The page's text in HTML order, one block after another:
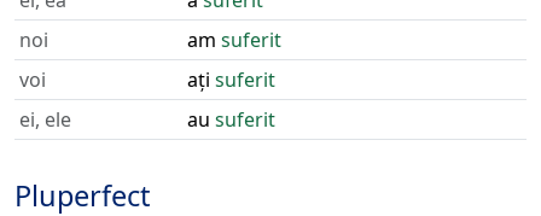
noi
am suferit
voi
ați suferit
ei, ele
au suferit
Pluperfect